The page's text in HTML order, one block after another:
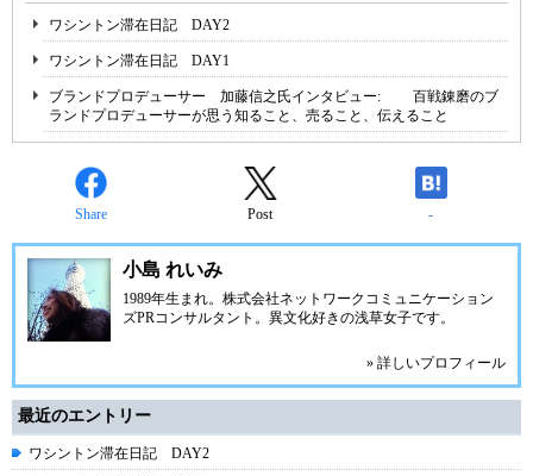
ワシントン滞在日記 DAY2
ワシントン滞在日記 DAY1
ブランドプロデューサー 加藤信之氏インタビュー: 百戦錬磨のブ
ランドプロデューサーが思う知ること、売ること、伝えること
Share Post -
小島 れいみ
1989年生まれ。株式会社ネットワークコミュニケーション
ズPRコンサルタント。異文化好きの浅草女子です。
» 詳しいプロフィール
最近のエントリー
ワシントン滞在日記 DAY2